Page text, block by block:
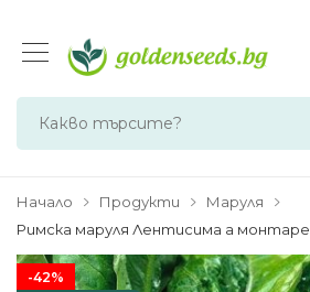
Начало Продукти
Маруля
Римска маруля Лентисима а монтаре
-42%